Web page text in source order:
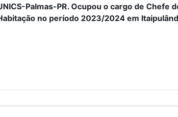
Palmas-PR. Ocupou o cargo de
no período 2023/2024 em